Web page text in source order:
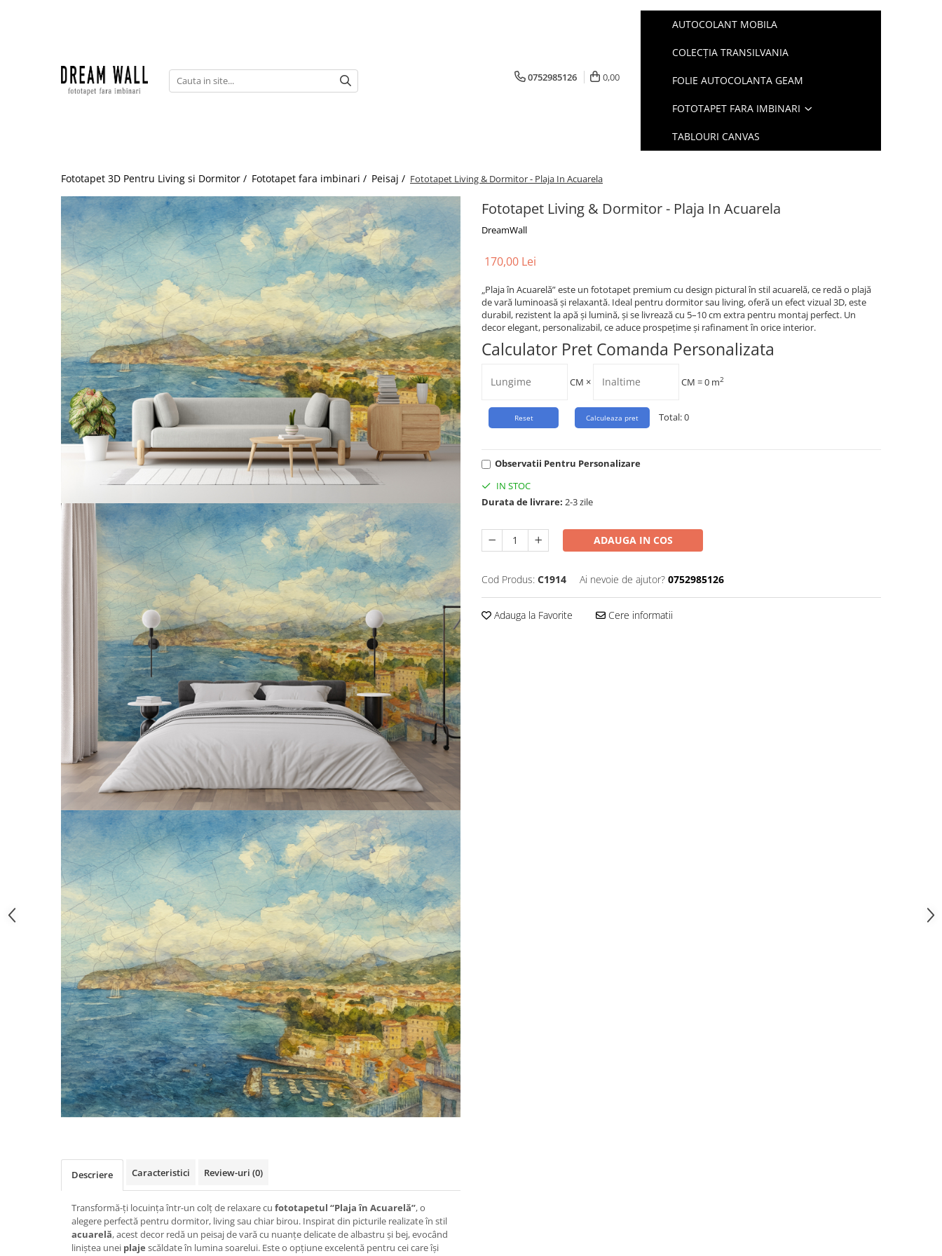
Fototapet 3D
Pentru copii
Watercolor
0752985126 0,00
AUTOCOLANT MOBILA
COLECȚIA TRANSILVANIA
FOLIE AUTOCOLANTA GEAM
FOTOTAPET FARA IMBINARI
TABLOURI CANVAS
Fototapet 3D Pentru Living si Dormitor / Fototapet fara imbinari / Peisaj / Fototapet Living & Dormitor - Plaja In Acuarela
Fototapet Living & Dormitor - Plaja In Acuarela
DreamWall
170,00 Lei
„Plaja în Acuarelă” este un fototapet premium cu design pictural în stil acuarelă, ce redă o plajă
de vară luminoasă și relaxantă. Ideal pentru dormitor sau living, oferă un efect vizual 3D, este
durabil, rezistent la apă și lumină, și se livrează cu 5–10 cm extra pentru montaj perfect. Un
decor elegant, personalizabil, ce aduce prospețime și rafinament în orice interior.
Calculator Pret Comanda Personalizata
CM × CM =0 m2
Total:0
Observatii Pentru Personalizare
IN STOC
Durata de livrare: 2-3 zile
ADAUGA IN COS
Cod Produs: C1914 Ai nevoie de ajutor? 0752985126
Adauga la Favorite Cere informatii
Descriere Caracteristici Review-uri (0)
Transformă-ți locuința într-un colț de relaxare cu fototapetul “Plaja în Acuarelă”, o
alegere perfectă pentru dormitor, living sau chiar birou. Inspirat din picturile realizate în stil
acuarelă, acest decor redă un peisaj de vară cu nuanțe delicate de albastru și bej, evocând
liniștea unei plaje scăldate în lumina soarelui. Este o opțiune excelentă pentru cei care își